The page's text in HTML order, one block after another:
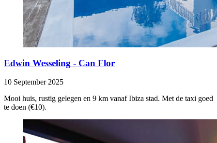
Edwin Wesseling - Can Flor
10 September 2025
Mooi huis, rustig gelegen en 9 km vanaf Ibiza stad. Met de taxi goed
te doen (€10).